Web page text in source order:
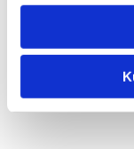
prøver at holde